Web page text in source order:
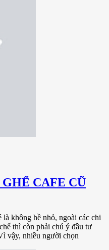
CAFE CŨ
không hề nhỏ, ngoài các chi
thì còn phải chú ý đầu tư
vậy, nhiều người chọn